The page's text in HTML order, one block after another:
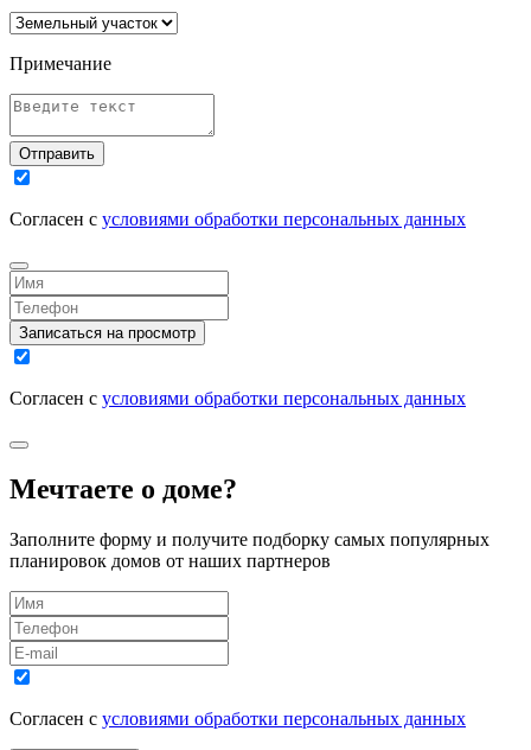
Примечание
Отправить
Согласен с условиями обработки персональных данных
Записаться на просмотр
Согласен с условиями обработки персональных данных
Мечтаете о доме?
Заполните форму и получите подборку самых популярных
планировок домов от наших партнеров
Согласен с условиями обработки персональных данных